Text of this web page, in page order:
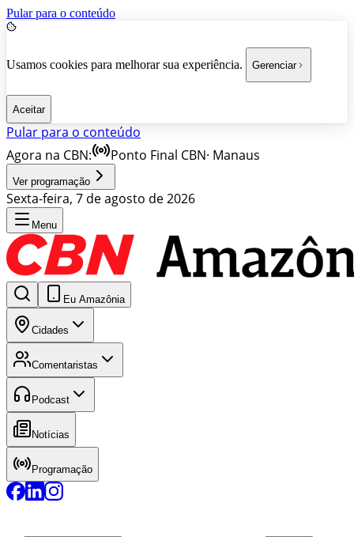
Pular para o conteúdo
Usamos cookies para melhorar sua experiência. Gerenciar
Aceitar
Pular para o conteúdo
Agora na CBN:
Ponto Final CBN· Manaus
Ver programação
Sexta-feira, 7 de agosto de 2026
Menu
Eu Amazônia
Cidades
Comentaristas
Podcast
Notícias
Programação